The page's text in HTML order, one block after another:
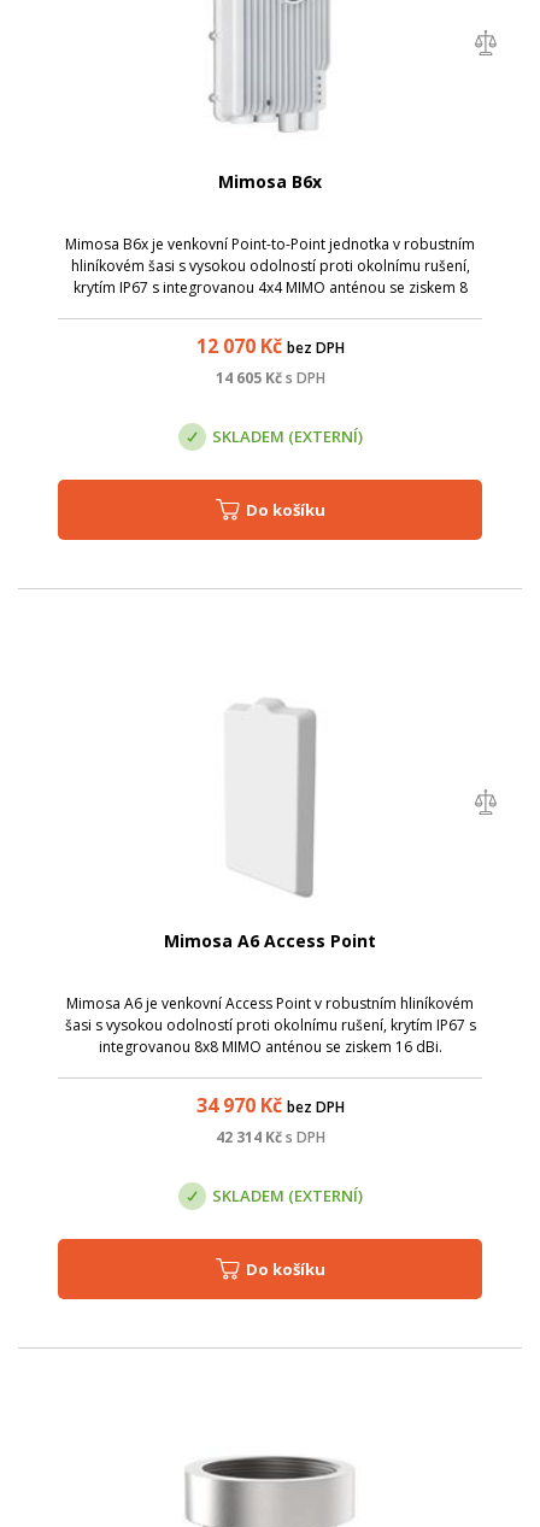
Mimosa B6x
Mimosa B6x je venkovní Point-to-Point jednotka v robustním
hliníkovém šasi s vysokou odolností proti okolnímu rušení,
krytím IP67 s integrovanou 4x4 MIMO anténou se ziskem 8
12 070Kč bez DPH
14 605Kč s DPH
SKLADEM (EXTERNÍ)
Do košíku
Mimosa A6 Access Point
Mimosa A6 je venkovní Access Point v robustním hliníkovém
šasi s vysokou odolností proti okolnímu rušení, krytím IP67 s
integrovanou 8x8 MIMO anténou se ziskem 16 dBi.
34 970Kč bez DPH
42 314Kč s DPH
SKLADEM (EXTERNÍ)
Do košíku